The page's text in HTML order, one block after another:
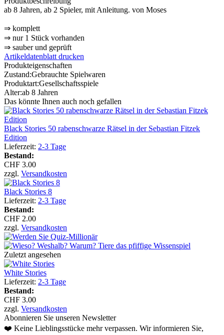
ab 8 Jahren, ab 2 Spieler, mit Anleitung. von Moses
⇒ komplett
⇒ nur 1 Stück vorhanden
⇒ sauber und geprüft
Artikeldatenblatt drucken
Produkteigenschaften
Zustand:Gebrauchte Spielwaren
Produktart:Gesellschaftsspiele
Alter:ab 8 Jahren
Das könnte Ihnen auch noch gefallen
Black Stories 50 rabenschwarze Rätsel in der Sebastian Fitzek
Edition
Lieferzeit: 2-3 Tage
Bestand:
CHF 3.00
zzgl. Versandkosten
Black Stories 8
Lieferzeit: 2-3 Tage
Bestand:
CHF 2.00
zzgl. Versandkosten
Zuletzt angesehen
White Stories
Lieferzeit: 2-3 Tage
Bestand:
CHF 3.00
zzgl. Versandkosten
Abonnieren Sie unseren Newsletter
❤️ Keine Lieblingsstücke mehr verpassen. Wir informieren Sie,